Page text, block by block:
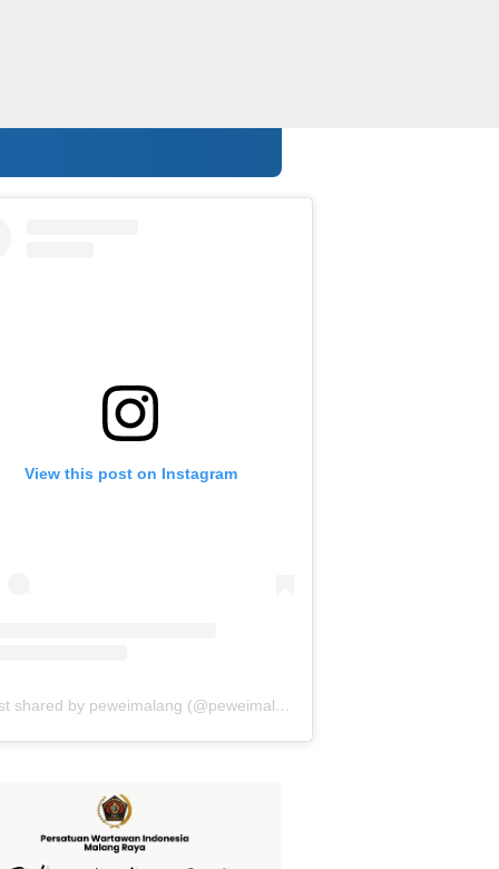
View this post on Instagram
A post shared by peweimalang (@peweimalang)